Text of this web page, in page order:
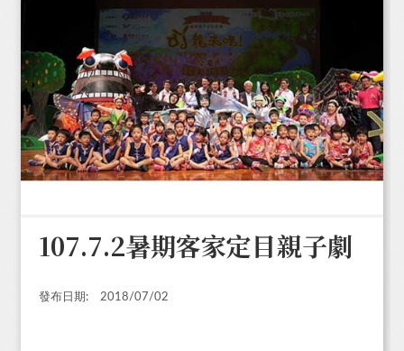
107.7.2暑期客家定目親子劇
發布日期: 2018/07/02